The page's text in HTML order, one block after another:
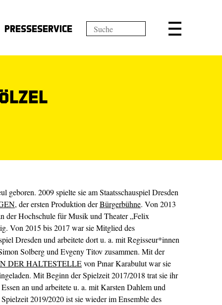
Presseservice
geboren. 2009 spielte sie am Staatsschauspiel Dresden
, der ersten Produktion derBürgerbühne. Von 2013
der Hochschule für Musik und Theater „Felix
Von 2015 bis 2017 war sie Mitglied des
Dresden und arbeitete dort u. a. mit Regisseur*innen
Solberg und Evgeny Titov zusammen. Mit der
DER HALTESTELLEvon Pınar Karabulut war sie
Mit Beginn der Spielzeit 2017/2018 trat sie ihr
an und arbeitete u. a. mit Karsten Dahlem und
2019/2020 ist sie wieder im Ensemble des